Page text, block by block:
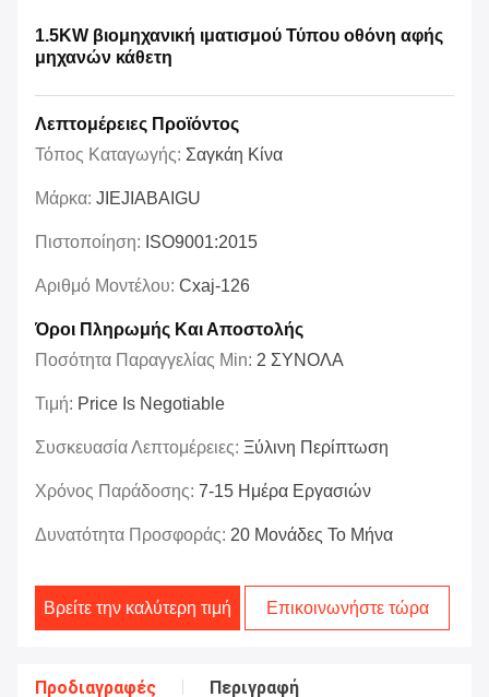
1.5KW βιομηχανική ιματισμού Τύπου οθόνη αφής
μηχανών κάθετη
Λεπτομέρειες Προϊόντος
Τόπος Καταγωγής: Σαγκάη Κίνα
Μάρκα: JIEJIABAIGU
Πιστοποίηση: ISO9001:2015
Αριθμό Μοντέλου: Cxaj-126
Όροι Πληρωμής Και Αποστολής
Ποσότητα Παραγγελίας Min: 2 ΣΥΝΟΛΑ
Τιμή: Price Is Negotiable
Συσκευασία Λεπτομέρειες: Ξύλινη Περίπτωση
Χρόνος Παράδοσης: 7-15 Ημέρα Εργασιών
Δυνατότητα Προσφοράς: 20 Μονάδες Το Μήνα
Βρείτε την καλύτερη τιμή Επικοινωνήστε τώρα
Προδιαγραφές Περιγραφή